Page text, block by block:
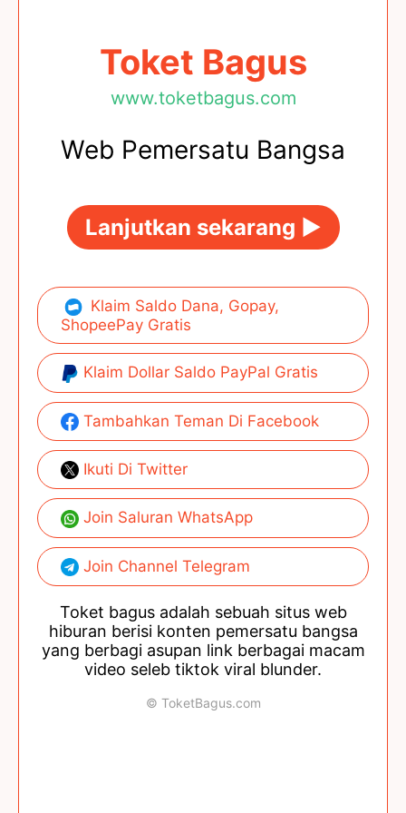
Toket Bagus
www.toketbagus.com
Web Pemersatu Bangsa
Lanjutkan sekarang ►
Klaim Saldo Dana, Gopay,
ShopeePay Gratis
Klaim Dollar Saldo PayPal Gratis
Tambahkan Teman Di Facebook
Ikuti Di Twitter
Join Saluran WhatsApp
Join Channel Telegram
Toket bagus adalah sebuah situs web
hiburan berisi konten pemersatu bangsa
yang berbagi asupan link berbagai macam
video seleb tiktok viral blunder.
© ToketBagus.com